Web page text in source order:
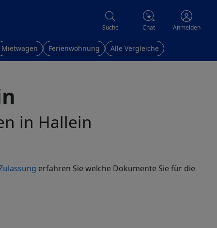
Suche Chat Anmelden
Mietwagen Ferienwohnung Alle Vergleiche
in Hallein
erfahren Sie welche Dokumente Sie für die